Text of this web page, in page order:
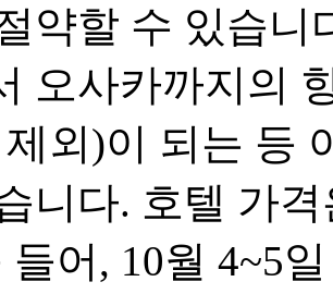
약할 수 있습니
오사카까지의
외)이 되는 등
니다. 호텔 가
들어, 10월 4~5